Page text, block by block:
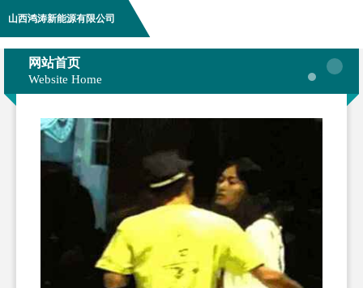
山西鸿涛新能源有限公司
网站首页
Website Home